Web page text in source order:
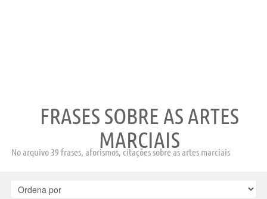
FRASES SOBRE AS ARTES
MARCIAIS
No arquivo 39 frases, aforismos, citações sobre as artes marciais